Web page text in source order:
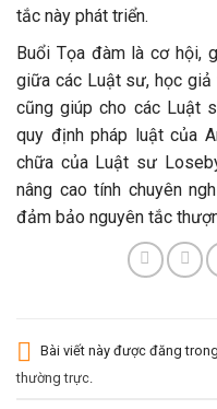
tắc này phát triển.
Buổi Tọa đàm là cơ hội,
giữa các Luật sư, học giả
cũng giúp cho các Luật
quy định pháp luật của
chữa của Luật sư
nâng cao tính chuyên
đảm bảo nguyên tắc
Bài viết này được đăng trong
thường trực.